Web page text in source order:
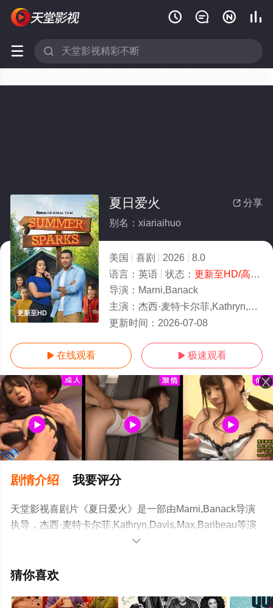
   
 
更新至HD
 分享
夏日爱火
别名：xiariaihuo
美国 喜剧 2026
8.0
语言： 英语 状态： 更新至HD/高清
导演： Marni,Banack
主演： 杰西·麦特卡尔菲,Kathryn,Davis,Max,Baribeau
更新时间： 2026-07-08
 在线观看  极速观看
剧情介绍 我要评分
天堂影视喜剧片《夏日爱火》是一部由Marni,Banack导演
执导，杰西·麦特卡尔菲,Kathryn,Davis,Max,Baribeau等演
员精彩演绎的美国电影，手机免费观看高清无删减完整版
影、电视猫或剧情网等平台了解。

猜你喜欢